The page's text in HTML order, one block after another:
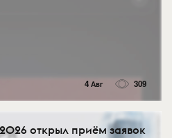
4 Авг 309
2026 открыл приём заявок